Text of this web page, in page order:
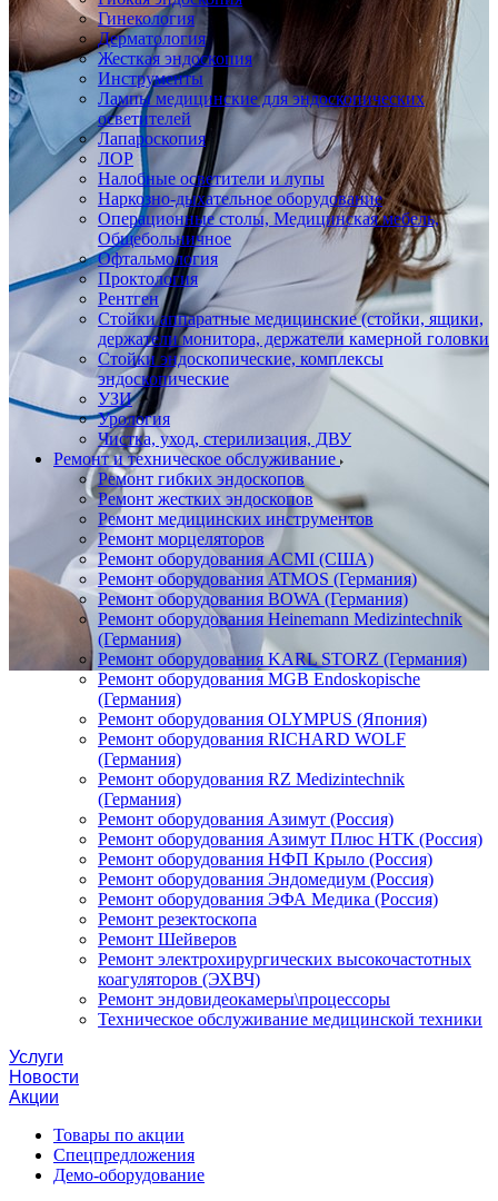
Гинекология
Дерматология
Жесткая эндоскопия
Инструменты
Лампы медицинские для эндоскопических
осветителей
Лапароскопия
ЛОР
Налобные осветители и лупы
Наркозно-дыхательное оборудование
Операционные столы, Медицинская мебель,
Общебольничное
Офтальмология
Проктология
Рентген
Стойки аппаратные медицинские (стойки, ящики,
держатели монитора, держатели камерной головки
Стойки эндоскопические, комплексы
эндоскопические
УЗИ
Урология
Чистка, уход, стерилизация, ДВУ
Ремонт и техническое обслуживание
Ремонт гибких эндоскопов
Ремонт жестких эндоскопов
Ремонт медицинских инструментов
Ремонт морцеляторов
Ремонт оборудования ACMI (США)
Ремонт оборудования ATMOS (Германия)
Ремонт оборудования BOWA (Германия)
Ремонт оборудования Heinemann Medizintechnik
(Германия)
Ремонт оборудования KARL STORZ (Германия)
Ремонт оборудования MGB Endoskopische
(Германия)
Ремонт оборудования OLYMPUS (Япония)
Ремонт оборудования RICHARD WOLF
(Германия)
Ремонт оборудования RZ Medizintechnik
(Германия)
Ремонт оборудования Азимут (Россия)
Ремонт оборудования Азимут Плюс НТК (Россия)
Ремонт оборудования НФП Крыло (Россия)
Ремонт оборудования Эндомедиум (Россия)
Ремонт оборудования ЭФА Медика (Россия)
Ремонт резектоскопа
Ремонт Шейверов
Ремонт электрохирургических высокочастотных
коагуляторов (ЭХВЧ)
Ремонт эндовидеокамеры\процессоры
Техническое обслуживание медицинской техники
Услуги
Новости
Акции
Товары по акции
Спецпредложения
Демо-оборудование